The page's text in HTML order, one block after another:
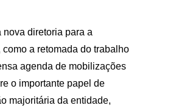
diretoria para a
a retomada do trabalho
agenda de mobilizações
o importante papel de
majoritária da entidade,